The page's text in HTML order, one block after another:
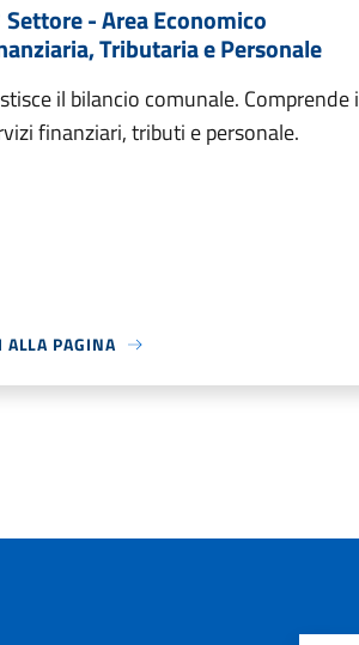
Settore - Area Economico
Tributaria e Personale
il bilancio comunale. Comprende i
finanziari, tributi e personale.
ALLA PAGINA